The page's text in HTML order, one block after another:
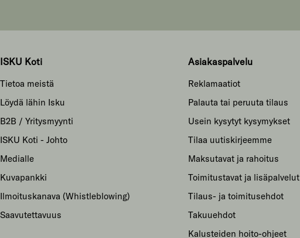
ISKU Koti
Tietoa meistä
Löydä lähin Isku
B2B / Yritysmyynti
ISKU Koti - Johto
Medialle
Kuvapankki
Ilmoituskanava (Whistleblowing)
Saavutettavuus
Asiakaspalvelu
Reklamaatiot
Palauta tai peruuta tilaus
Usein kysytyt kysymykset
Tilaa uutiskirjeemme
Maksutavat ja rahoitus
Toimitustavat ja lisäpalvelut
Tilaus- ja toimitusehdot
Takuuehdot
Kalusteiden hoito-ohjeet